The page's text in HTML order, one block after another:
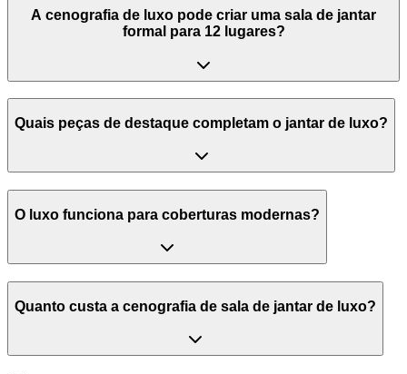
A cenografia de luxo pode criar uma sala de jantar
formal para 12 lugares?
Quais peças de destaque completam o jantar de luxo?
O luxo funciona para coberturas modernas?
Quanto custa a cenografia de sala de jantar de luxo?